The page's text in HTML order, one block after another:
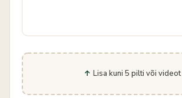
Lisa kuni 5 pilti või videot